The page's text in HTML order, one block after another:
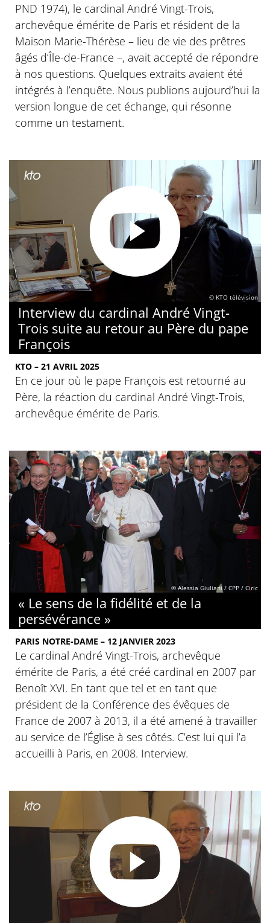
PND 1974), le cardinal André Vingt-Trois,
archevêque émérite de Paris et résident de la
Maison Marie-Thérèse – lieu de vie des prêtres
âgés d’Île-de-France –, avait accepté de répondre
à nos questions. Quelques extraits avaient été
intégrés à l’enquête. Nous publions aujourd’hui la
version longue de cet échange, qui résonne
comme un testament.
© KTO télévision
Interview du cardinal André Vingt-
Trois suite au retour au Père du pape
François
KTO – 21 AVRIL 2025
En ce jour où le pape François est retourné au
Père, la réaction du cardinal André Vingt-Trois,
archevêque émérite de Paris.
© Alessia Giuliani / CPP / Ciric
« Le sens de la fidélité et de la
persévérance »
PARIS NOTRE-DAME – 12 JANVIER 2023
Le cardinal André Vingt-Trois, archevêque
émérite de Paris, a été créé cardinal en 2007 par
Benoît XVI. En tant que tel et en tant que
président de la Conférence des évêques de
France de 2007 à 2013, il a été amené à travailler
au service de l’Église à ses côtés. C’est lui qui l’a
accueilli à Paris, en 2008. Interview.